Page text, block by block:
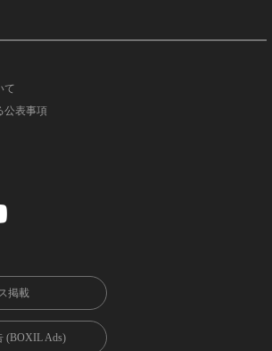
て
公表事項
掲載
(BOXIL Ads)